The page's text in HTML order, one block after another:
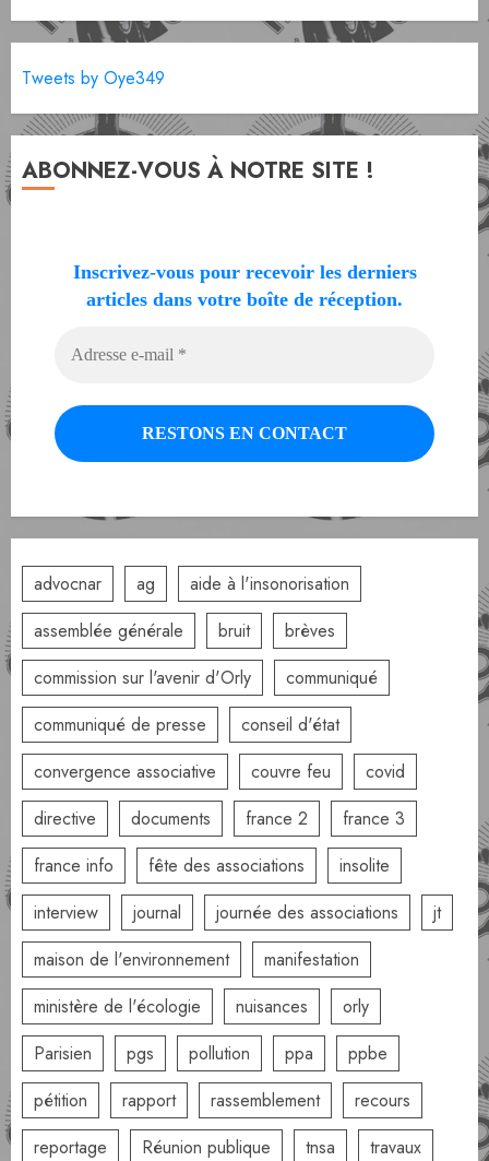
Tweets by Oye349
ABONNEZ-VOUS À NOTRE SITE !
Inscrivez-vous pour recevoir les derniers
articles dans votre boîte de réception.
advocnar ag
aide à l'insonorisation
assemblée générale
bruit
brèves
commission sur l'avenir d'Orly
communiqué
communiqué de presse
conseil d'état
convergence associative
couvre feu
covid
directive
documents france 2
france 3
france info
fête des associations
insolite
interview
journal journée des associations
jt
maison de l'environnement
manifestation
ministère de l'écologie
nuisances
orly
Parisien
pgs pollution ppa
ppbe
pétition
rapport rassemblement
recours
reportage
Réunion publique tnsa travaux